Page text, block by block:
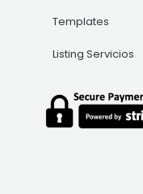
Templates
Listing Servicios